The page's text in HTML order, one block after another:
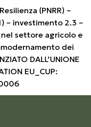
(PNRR) –
– investimento 2.3 –
nel settore agricolo e
dei
DALL’UNIONE
EU_CUP: